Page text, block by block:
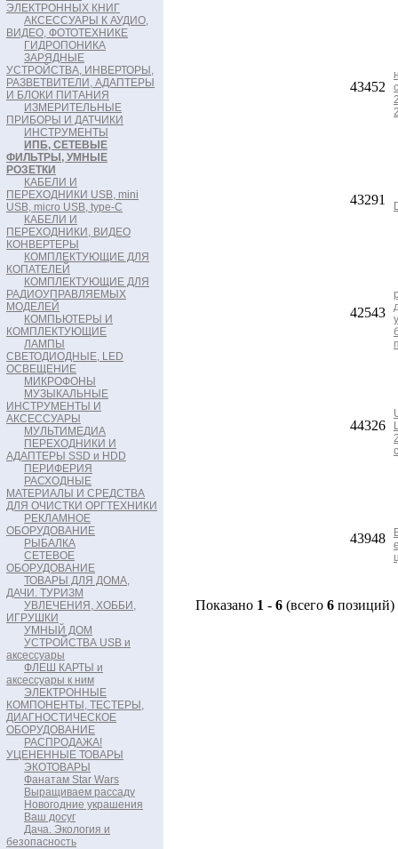
ЭЛЕКТРОННЫХ КНИГ
АКСЕССУАРЫ К АУДИО,
ВИДЕО, ФОТОТЕХНИКЕ
ГИДРОПОНИКА
ЗАРЯДНЫЕ
УСТРОЙСТВА, ИНВЕРТОРЫ,
РАЗВЕТВИТЕЛИ, АДАПТЕРЫ
И БЛОКИ ПИТАНИЯ
ИЗМЕРИТЕЛЬНЫЕ
ПРИБОРЫ И ДАТЧИКИ
ИНСТРУМЕНТЫ
ИПБ, СЕТЕВЫЕ
ФИЛЬТРЫ, УМНЫЕ
РОЗЕТКИ
КАБЕЛИ И
ПЕРЕХОДНИКИ USB, mini
USB, micro USB, type-C
КАБЕЛИ И
ПЕРЕХОДНИКИ, ВИДЕО
КОНВЕРТЕРЫ
КОМПЛЕКТУЮЩИЕ ДЛЯ
КОПАТЕЛЕЙ
КОМПЛЕКТУЮЩИЕ ДЛЯ
РАДИОУПРАВЛЯЕМЫХ
МОДЕЛЕЙ
КОМПЬЮТЕРЫ И
КОМПЛЕКТУЮЩИЕ
ЛАМПЫ
СВЕТОДИОДНЫЕ, LED
ОСВЕЩЕНИЕ
МИКРОФОНЫ
МУЗЫКАЛЬНЫЕ
ИНСТРУМЕНТЫ И
АКСЕССУАРЫ
МУЛЬТИМЕДИА
ПЕРЕХОДНИКИ И
АДАПТЕРЫ SSD и HDD
ПЕРИФЕРИЯ
РАСХОДНЫЕ
МАТЕРИАЛЫ И СРЕДСТВА
ДЛЯ ОЧИСТКИ ОРГТЕХНИКИ
РЕКЛАМНОЕ
ОБОРУДОВАНИЕ
РЫБАЛКА
СЕТЕВОЕ
ОБОРУДОВАНИЕ
ТОВАРЫ ДЛЯ ДОМА,
ДАЧИ. ТУРИЗМ
УВЛЕЧЕНИЯ, ХОББИ,
ИГРУШКИ
УМНЫЙ ДОМ
УСТРОЙСТВА USB и
аксессуары
ФЛЕШ КАРТЫ и
аксессуары к ним
ЭЛЕКТРОННЫЕ
КОМПОНЕНТЫ, ТЕСТЕРЫ,
ДИАГНОСТИЧЕСКОЕ
ОБОРУДОВАНИЕ
РАСПРОДАЖА!
УЦЕНЕННЫЕ ТОВАРЫ
ЭКОТОВАРЫ
Фанатам Star Wars
Выращиваем рассаду
Новогодние украшения
Ваш досуг
Дача. Экология и
безопасность
43452
43291
42543
44326
43948
Показано 1 - 6 (всего 6 позиций)